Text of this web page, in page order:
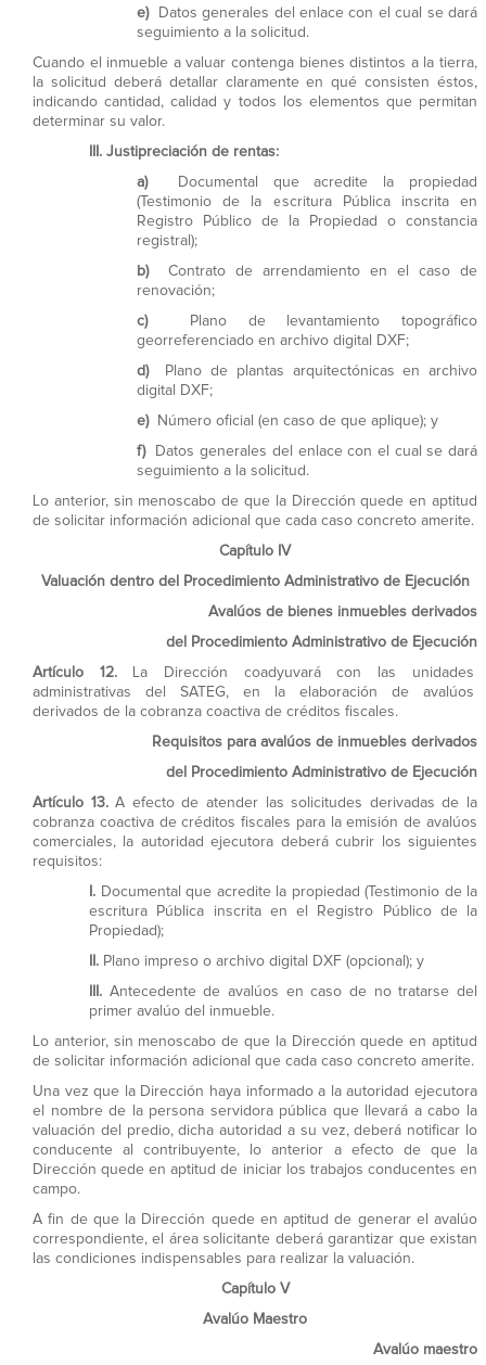
e)
Datos generales del enlace con el cual se dará
seguimiento a la solicitud.
Cuando el inmueble a valuar contenga bienes distintos a la tierra,
la solicitud deberá detallar claramente en qué consisten éstos,
indicando cantidad, calidad y todos los elementos que permitan
determinar su valor.
III. Justipreciación de rentas:
a)
Documental que acredite la propiedad
(Testimonio de la escritura Pública inscrita en
Registro Público de la Propiedad o constancia
registral);
b) Contrato de arrendamiento en el caso de
renovación;
c)
Plano de levantamiento topográfico
georreferenciado en archivo digital DXF;
d)
Plano de plantas arquitectónicas en archivo
digital DXF;
e)
Número oficial (en caso de que aplique); y
f)
Datos generales del enlace con el cual se dará
seguimiento a la solicitud.
Lo anterior, sin menoscabo de que la Dirección quede en aptitud
de solicitar información adicional que cada caso concreto amerite.
Capítulo IV
Valuación dentro del Procedimiento Administrativo de Ejecución
Avalúos de bienes inmuebles derivados
del Procedimiento Administrativo de Ejecución
Artículo 12.La Dirección coadyuvará con las unidades
administrativas del SATEG, en la elaboración de avalúos
derivados de la cobranza coactiva de créditos fiscales.
Requisitos para avalúos de inmuebles derivados
del Procedimiento Administrativo de Ejecución
Artículo 13.A efecto de atender las solicitudes derivadas de la
cobranza coactiva de créditos fiscales para la emisión de avalúos
comerciales, la autoridad ejecutora deberá cubrir los siguientes
requisitos:
I. Documental que acredite la propiedad (Testimonio de la
escritura Pública inscrita en el Registro Público de la
Propiedad);
II. Plano impreso o archivo digital DXF (opcional); y
III. Antecedente de avalúos en caso de no tratarse del
primer avalúo del inmueble.
Lo anterior, sin menoscabo de que la Dirección quede en aptitud
de solicitar información adicional que cada caso concreto amerite.
Una vez que la Dirección haya informado a la autoridad ejecutora
el nombre de la persona servidora pública que llevará a cabo la
valuación del predio, dicha autoridad a su vez, deberá notificar lo
conducente al contribuyente, lo anterior a efecto de que la
Dirección quede en aptitud de iniciar los trabajos conducentes en
campo.
A fin de que la Dirección quede en aptitud de generar el avalúo
correspondiente, el área solicitante deberá garantizar que existan
las condiciones indispensables para realizar la valuación.
Capítulo V
Avalúo Maestro
Avalúo maestro